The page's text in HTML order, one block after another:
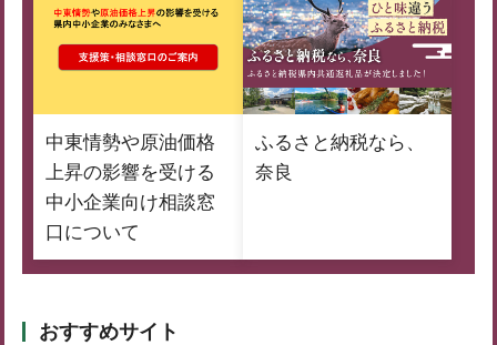
中東情勢や原油価格
上昇の影響を受ける
中小企業向け相談窓
口について
ふるさと納税なら、
奈良
おすすめサイト